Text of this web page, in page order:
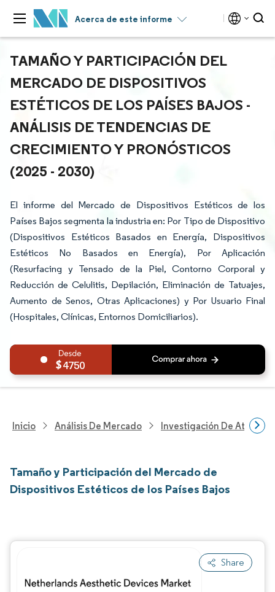
Acerca de este informe
TAMAÑO Y PARTICIPACIÓN DEL
MERCADO DE DISPOSITIVOS
ESTÉTICOS DE LOS PAÍSES BAJOS -
ANÁLISIS DE TENDENCIAS DE
CRECIMIENTO Y PRONÓSTICOS
(2025 - 2030)
El informe del Mercado de Dispositivos Estéticos de los
Países Bajos segmenta la industria en: Por Tipo de Dispositivo
(Dispositivos Estéticos Basados en Energía, Dispositivos
Estéticos No Basados en Energía), Por Aplicación
(Resurfacing y Tensado de la Piel, Contorno Corporal y
Reducción de Celulitis, Depilación, Eliminación de Tatuajes,
Aumento de Senos, Otras Aplicaciones) y Por Usuario Final
(Hospitales, Clínicas, Entornos Domiciliarios).
4750
Inicio Análisis De Mercado Investigación De
Tamaño y Participación del Mercado de
Dispositivos Estéticos de los Países Bajos
Share